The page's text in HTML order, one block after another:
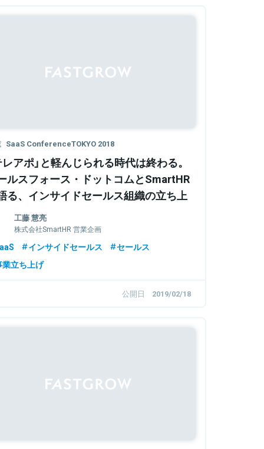
SaaS ConferenceTOKYO 2018
レアポ」と軽んじられる時代は終わる。
ルスフォース・ドットコムとSmartHR
る、インサイドセールス組織の立ち上
ソッド
工藤 慧亮
株式会社SmartHR 営業企画
インサイドセールス
セールス
業立ち上げ
公開日 2019/02/18